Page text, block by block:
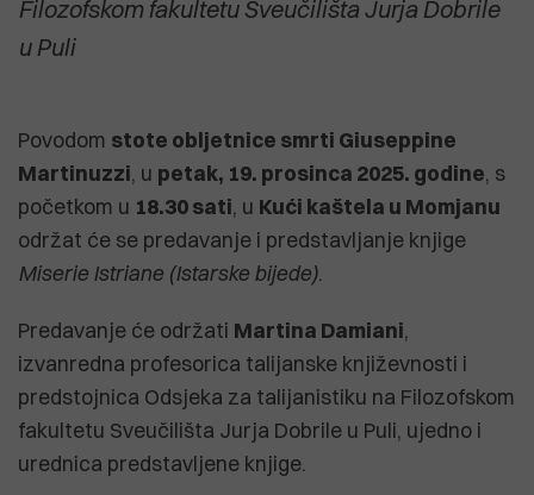
Filozofskom fakultetu Sveučilišta Jurja Dobrile
u Puli
Povodom stote obljetnice smrti Giuseppine
Martinuzzi, u petak, 19. prosinca 2025. godine, s
početkom u 18.30 sati, u Kući kaštela u Momjanu
održat će se predavanje i predstavljanje knjige
Miserie Istriane (Istarske bijede).
Predavanje će održati Martina Damiani,
izvanredna profesorica talijanske književnosti i
predstojnica Odsjeka za talijanistiku na Filozofskom
fakultetu Sveučilišta Jurja Dobrile u Puli, ujedno i
urednica predstavljene knjige.